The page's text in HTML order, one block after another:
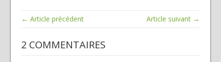
← Article précédent Article suivant →
2 COMMENTAIRES